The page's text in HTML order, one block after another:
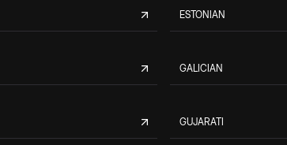
ESTONIAN
GALICIAN
GUJARATI